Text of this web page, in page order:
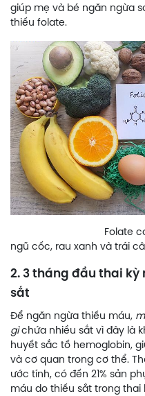
giúp mẹ và bé ngăn ngừa
thiếu folate.
Folate có nhiều
ngũ cốc, rau xanh và trái
2. 3 tháng đầu thai kỳ
sắt
Để ngăn ngừa thiếu máu,
gìchứa nhiều sắt vì đây là
huyết sắc tố hemoglobin,
và cơ quan trong cơ thể.
ước tính, có đến 21% sản
máu do thiếu sắt trong thai